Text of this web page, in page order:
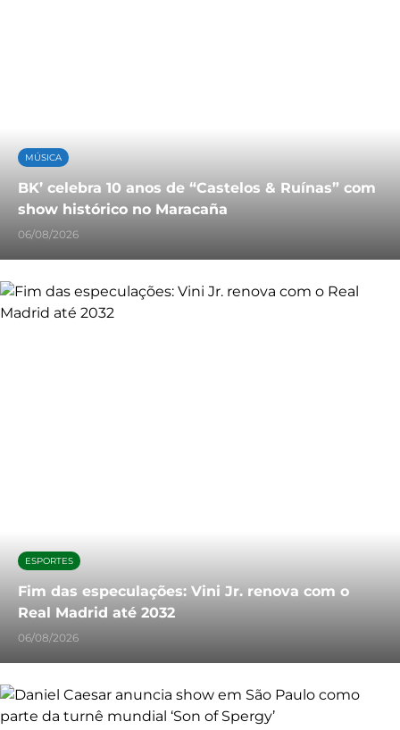
MÚSICA
BK’ celebra 10 anos de “Castelos & Ruínas” com
show histórico no Maracaña
06/08/2026
ESPORTES
Fim das especulações: Vini Jr. renova com o
Real Madrid até 2032
06/08/2026